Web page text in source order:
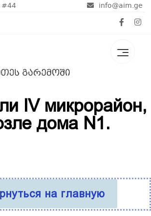
info@aim.ge
IV микрорайон,
дома N1.
на главную